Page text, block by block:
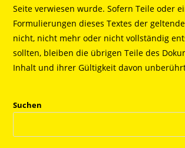
Seite verwiesen wurde. Sofern Teile oder
Formulierungen dieses Textes der
nicht, nicht mehr oder nicht vollständig
sollten, bleiben die übrigen Teile des
Inhalt und ihrer Gültigkeit davon
Suchen